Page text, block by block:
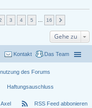
3 4 5 16
Gehe zu
Das Team
Kontakt
des Forums
Haftungsauschluss
rss_feed RSS Feed abbonieren